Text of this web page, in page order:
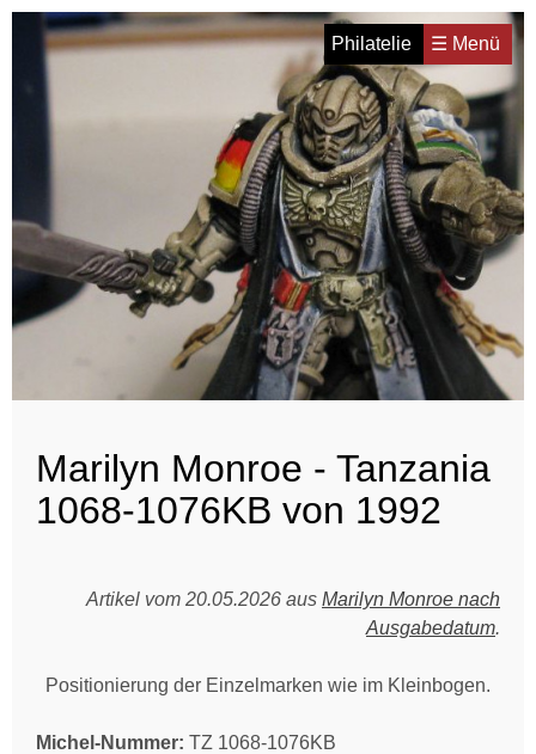
Philatelie ☰ Menü
Marilyn Monroe - Tanzania
1068-1076KB von 1992
Artikel vom 20.05.2026 aus Marilyn Monroe nach
Ausgabedatum.
Positionierung der Einzelmarken wie im Kleinbogen.
Michel-Nummer: TZ 1068-1076KB